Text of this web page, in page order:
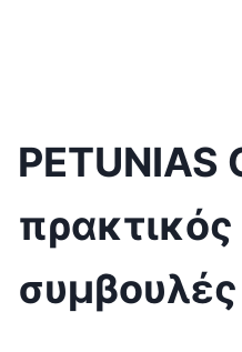
PETUNIAS
συμβουλές